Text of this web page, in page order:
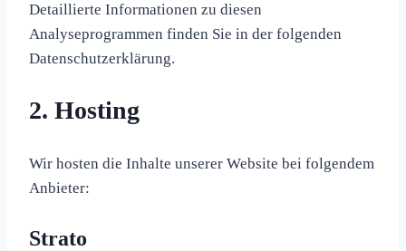
Detaillierte Informationen zu diesen
Analyseprogrammen finden Sie in der folgenden
Datenschutzerklärung.
2. Hosting
Wir hosten die Inhalte unserer Website bei folgendem
Anbieter:
Strato